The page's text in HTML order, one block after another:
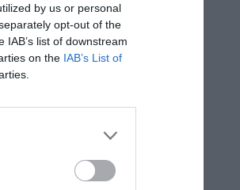
by us or personal
opt-out of the
list of downstream
on the IAB’s List of